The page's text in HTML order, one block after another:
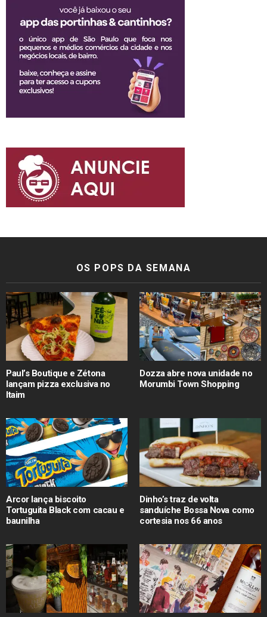
OS POPS DA SEMANA
Paul’s Boutique e Zétona
lançam pizza exclusiva no
Itaim
Dozza abre nova unidade no
Morumbi Town Shopping
Arcor lança biscoito
Tortuguita Black com cacau e
baunilha
Dinho’s traz de volta
sanduíche Bossa Nova como
cortesia nos 66 anos